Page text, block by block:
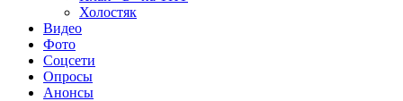
Холостяк
Видео
Фото
Соцсети
Опросы
Анонсы